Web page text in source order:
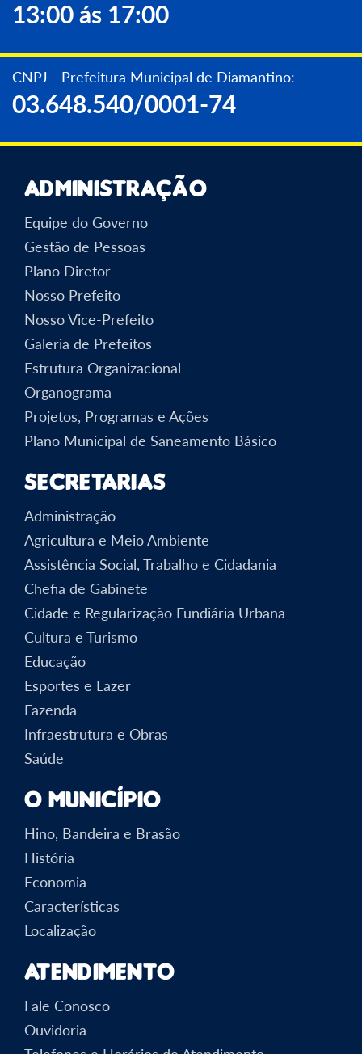
13:00 ás 17:00
CNPJ - Prefeitura Municipal de Diamantino:
03.648.540/0001-74
Administração
Equipe do Governo
Gestão de Pessoas
Plano Diretor
Nosso Prefeito
Nosso Vice-Prefeito
Galeria de Prefeitos
Estrutura Organizacional
Organograma
Projetos, Programas e Ações
Plano Municipal de Saneamento Básico
Secretarias
Administração
Agricultura e Meio Ambiente
Assistência Social, Trabalho e Cidadania
Chefia de Gabinete
Cidade e Regularização Fundiária Urbana
Cultura e Turismo
Educação
Esportes e Lazer
Fazenda
Infraestrutura e Obras
Saúde
O Município
Hino, Bandeira e Brasão
História
Economia
Características
Localização
Atendimento
Fale Conosco
Ouvidoria